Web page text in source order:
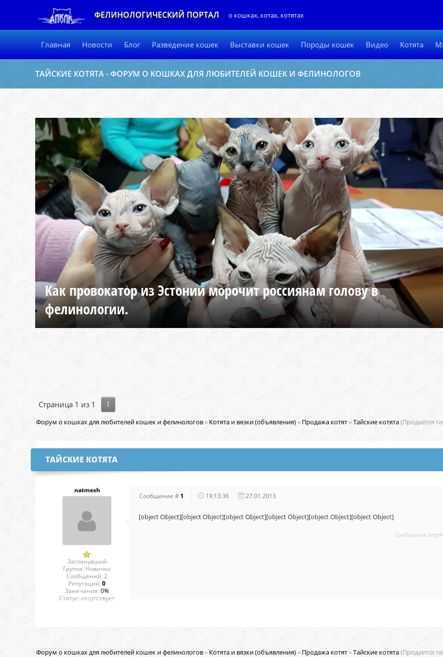
ФЕЛИНОЛОГИЧЕСКИЙ ПОРТАЛ о кошках, котах, котятах
Главная Новости Блог Разведение кошек Выставки кошек Породы кошек Видео Котята
ТАЙСКИЕ КОТЯТА - ФОРУМ О КОШКАХ ДЛЯ ЛЮБИТЕЛЕЙ КОШЕК И ФЕЛИНОЛОГОВ
Как провокатор из Эстонии морочит россиянам голову в
фелинологии.
Страница 1 из 1 1
Форум о кошках для любителей кошек и фелинологов» Котята и вязки (объявления)» Продажа котят »Тайские котята(Продается
ТАЙСКИЕ КОТЯТА
natmesh
Заглянувший
Группа: Новички
Сообщений: 2
Репутация: 0
Замечания: 0%
Статус: отсутствует
Сообщение # 1 19:13:36 27.01.2013
[object Object][object Object][object Object][object Object][object Object][object Object]
Сообщение
Форум о кошках для любителей кошек и фелинологов » Котята и вязки (объявления) » Продажа котят »Тайские котята(Продается